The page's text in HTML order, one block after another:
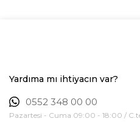
Yardıma mı ihtiyacın var?
0552 348 00 00
Pazartesi - Cuma 09:00 - 18:00 /